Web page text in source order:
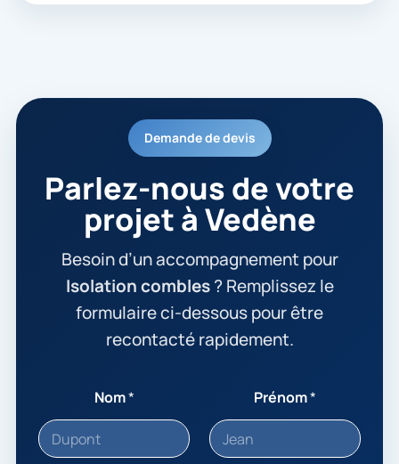
Demande de devis
Parlez-nous de votre
projet à Vedène
Besoin d’un accompagnement pour
Isolation combles? Remplissez le
formulaire ci-dessous pour être
recontacté rapidement.
Nom* Prénom*